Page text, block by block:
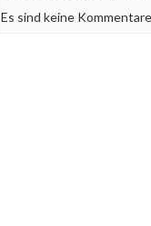
Es sind keine